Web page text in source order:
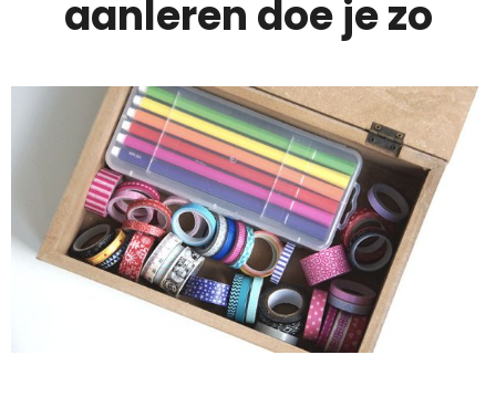
aanleren doe je zo